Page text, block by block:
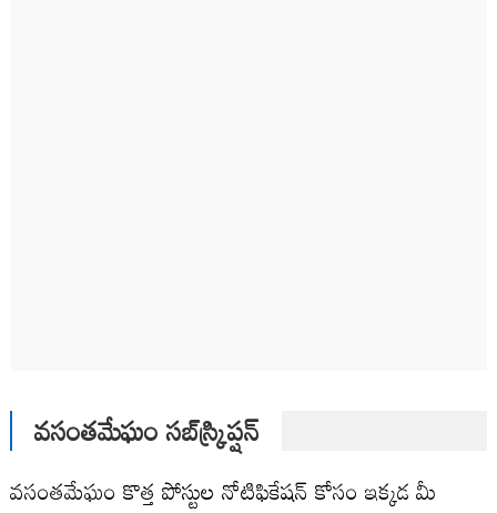
వసంతమేఘం సబ్‌స్క్రిప్షన్
వసంతమేఘం కొత్త పోస్టుల నోటిఫికేషన్ కోసం ఇక్కడ మీ